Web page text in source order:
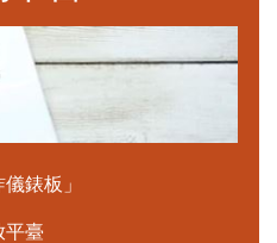
錶板」
平臺